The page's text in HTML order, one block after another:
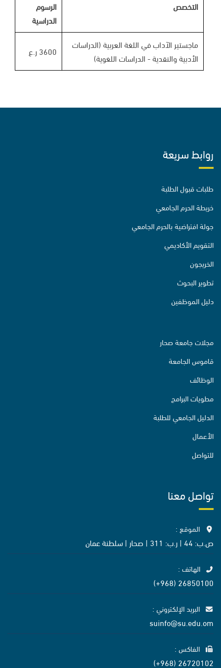
التخصص
الرسوم
الدراسية
ماجستير الآداب في اللغة العربية (الدراسات
الأدبية والنقدية - الدراسات اللغوية)
3600 ر.ع
روابط سريعة
طلبات قبول الطلبة
خريطة الحرم الجامعي
جولة افتراضية بالحرم الجامعي
التقويم الأكاديمي
الخريجون
تطوير البحوث
دليل الموظفين
مجلات جامعة صحار
قاموس الجامعة
الوظائف
مطويات البرامج
الدليل الجامعي للطلبة
الأعمال
للتواصل
تواصل معنا
الموقع :
ص.ب: 44 | ر.ب: 311 | صحار | سلطنة عمان
الهاتف :
26850100 (968+)
البريد الإلكتروني :
suinfo@su.edu.om
الفاكس :
26720102 (968+)